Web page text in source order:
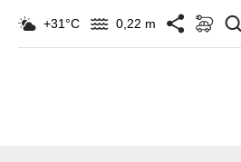
+31°C 0,22 m